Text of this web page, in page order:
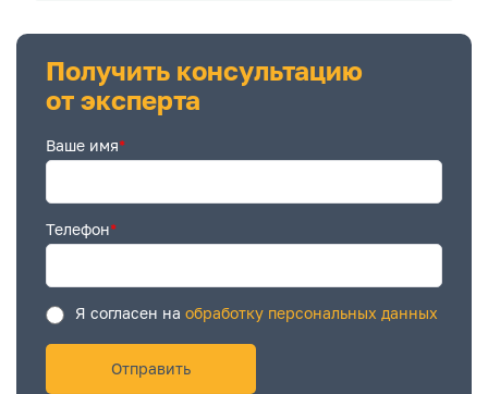
Получить консультацию
от эксперта
Ваше имя*
Телефон*
Я согласен на обработку персональных данных